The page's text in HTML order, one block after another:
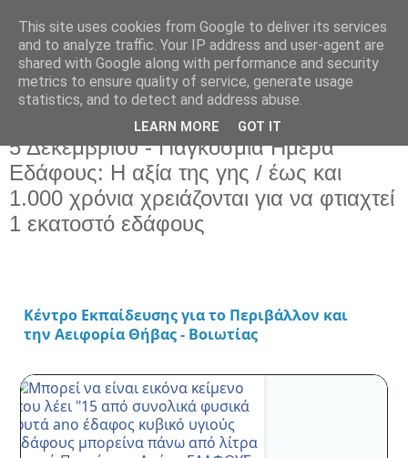
Τετάρτη 6 Δεκεμβρίου 2023
5 Δεκεμβρίου - Παγκόσμια Ημέρα
Εδάφους: Η αξία της γης / έως και
1.000 χρόνια χρειάζονται για να φτιαχτεί
1 εκατοστό εδάφους
Κέντρο Εκπαίδευσης για το Περιβάλλον και
την Αειφορία Θήβας - Βοιωτίας
This site uses cookies from Google to deliver its services
and to analyze traffic. Your IP address and user-agent are
shared with Google along with performance and security
metrics to ensure quality of service, generate usage
statistics, and to detect and address abuse.
LEARN MORE GOT IT